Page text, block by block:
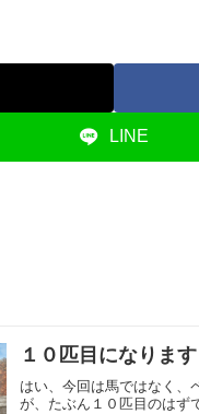
LINE
１０匹目になります
はい、今回は馬ではなく、
が、たぶん１０匹目のはず